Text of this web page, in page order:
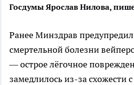
Госдумы Ярослав Нилова,
Ранее Минздрав
смертельной болезни
— острое лёгочное
замедлилось из-за схожести